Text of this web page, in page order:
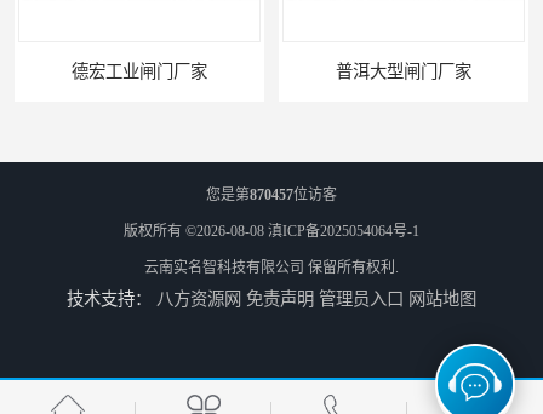
普洱大型闸门厂家
昆明大型闸门生成厂家 迪庆大型双机箱空降闸生成厂家
您是第870457位访客
版权所有 ©2026-08-08 滇ICP备2025054064号-1
云南实名智科技有限公司 保留所有权利.
技术支持： 八方资源网 免责声明 管理员入口 网站地图